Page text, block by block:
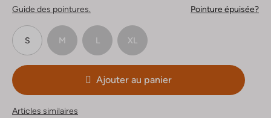
Guide des pointures. Pointure épuisée?
S M L XL
Ajouter au panier
Articles similaires